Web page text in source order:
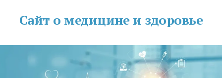
Сайт о медицине и здоровье